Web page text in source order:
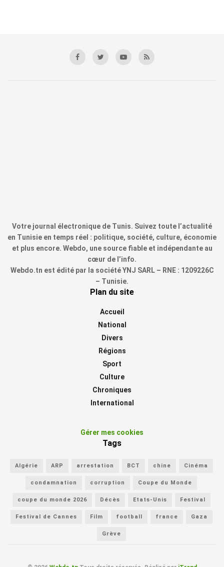
Votre journal électronique de Tunis. Suivez toute l’actualité
en Tunisie en temps réel : politique, société, culture, économie
et plus encore. Webdo, une source fiable et indépendante au
cœur de l’info.
Webdo.tn est édité par la société YNJ SARL – RNE : 1209226C
– Tunisie.
Plan du site
Accueil
National
Divers
Régions
Sport
Culture
Chroniques
International
Gérer mes cookies
Tags
Algérie ARP arrestation BCT chine Cinéma
condamnation corruption Coupe du Monde
coupe du monde 2026 Décès Etats-Unis Festival
Festival de Cannes Film football france Gaza
Grève